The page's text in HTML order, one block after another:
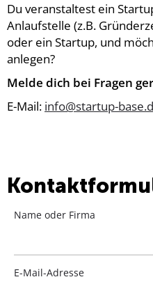
Du veranstaltest ein
Anlaufstelle (z.B.
oder ein Startup, und
anlegen?
Melde dich bei Fragen
E-Mail: info@startup-
Name oder Firma
E-Mail-Adresse